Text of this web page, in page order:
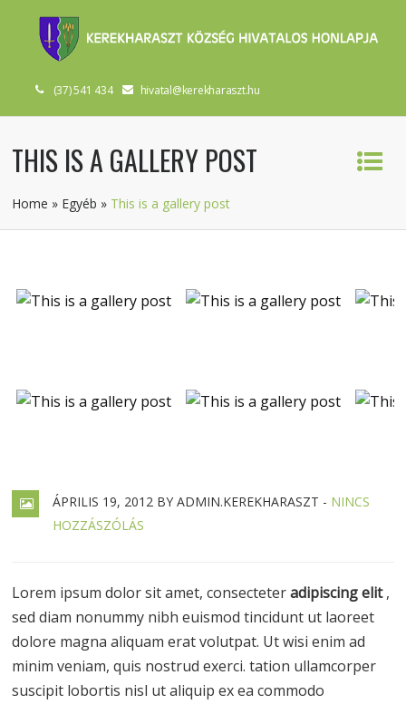
(37) 541 434 hivatal@kerekharaszt.hu
THIS IS A GALLERY POST
Home » Egyéb » This is a gallery post
ÁPRILIS 19, 2012 BY ADMIN.KEREKHARASZT - NINCS
HOZZÁSZÓLÁS
Lorem ipsum dolor sit amet, consecteteradipiscing elit,
sed diam nonummy nibh euismod tincidunt ut laoreet
dolore magna aliquam erat volutpat. Ut wisi enim ad
minim veniam, quis nostrud exerci. tation ullamcorper
suscipit lobortis nisl ut aliquip ex ea commodo